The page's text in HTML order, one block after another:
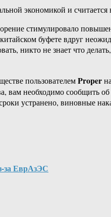
экономикой и
стимулировало
буфете вдруг
никто не знает что
пользователемProper
вам необходимо сообщить
устранено, виновные
за ЕврАзЭС